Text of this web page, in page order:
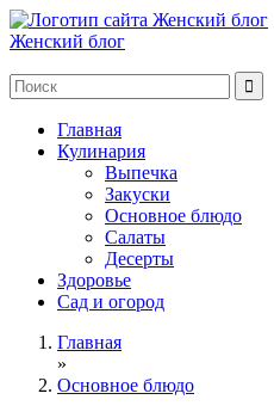
Женский блог
Главная
Кулинария
Выпечка
Закуски
Основное блюдо
Салаты
Десерты
Здоровье
Сад и огород
Главная
»
Основное блюдо